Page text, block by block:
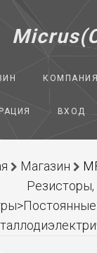
КОМПАНИЯ
ВХОД
Магазин
Резисторы,